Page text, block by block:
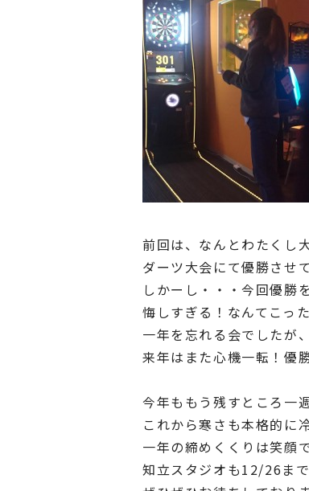
前回は、なんとわたくし
ダーツ大会にて優勝させ
しかーし・・・今回優勝
悔しすぎる！なんてこっ
一年を忘れる会でしたが
来年はまた心機一転！優
今年ももう残すところ一
これから寒さも本格的に
一年の締めくくりは笑顔
知立スタジオも12/26ま